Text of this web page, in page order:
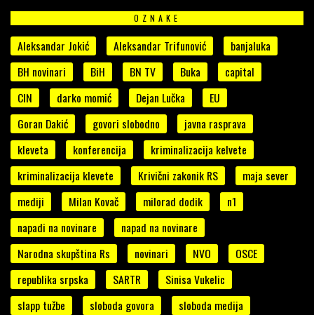
OZNAKE
Aleksandar Jokić Aleksandar Trifunović
banjaluka
BH novinari
BiH BN TV Buka
capital
CIN
darko momić Dejan Lučka
EU
Goran Dakić
govori slobodno
javna rasprava
kleveta
konferencija
kriminalizacija kelvete
kriminalizacija klevete
Krivični zakonik RS
maja sever
mediji
Milan Kovač milorad dodik
n1
napadi na novinare
napad na novinare
Narodna skupština Rs
novinari NVO
OSCE
republika srpska
SARTR
Sinisa Vukelic
slapp tužbe
sloboda govora
sloboda medija